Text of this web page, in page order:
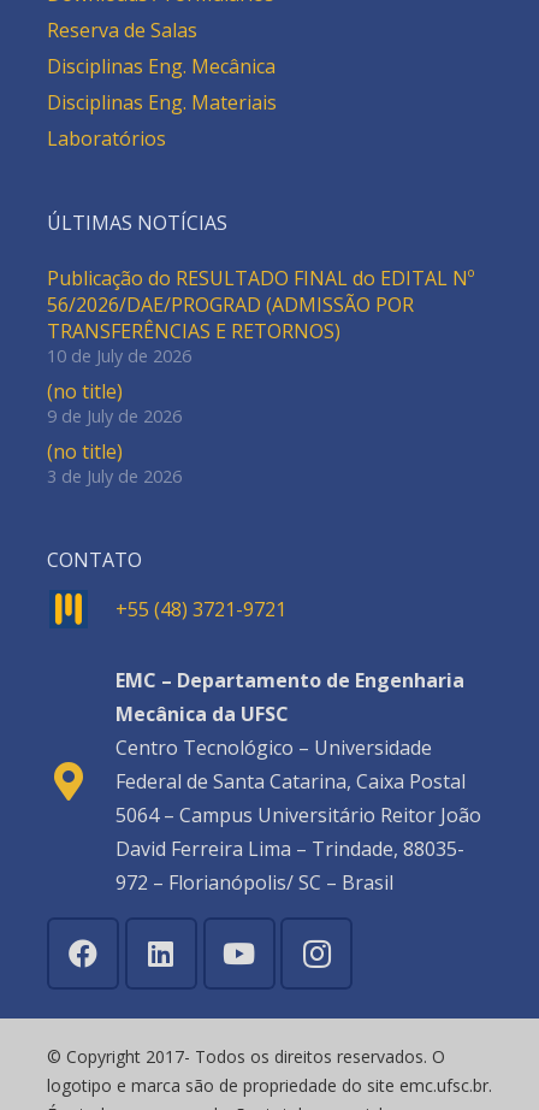
Reserva de Salas
Disciplinas Eng. Mecânica
Disciplinas Eng. Materiais
Laboratórios
ÚLTIMAS NOTÍCIAS
Publicação do RESULTADO FINAL do EDITAL Nº
56/2026/DAE/PROGRAD (ADMISSÃO POR
TRANSFERÊNCIAS E RETORNOS)
10 de July de 2026
(no title)
9 de July de 2026
(no title)
3 de July de 2026
CONTATO
+55 (48) 3721-9721
EMC – Departamento de Engenharia
Mecânica da UFSC
Centro Tecnológico – Universidade
Federal de Santa Catarina, Caixa Postal
5064 – Campus Universitário Reitor João
David Ferreira Lima – Trindade, 88035-
972 – Florianópolis/ SC – Brasil
© Copyright 2017- Todos os direitos reservados. O
logotipo e marca são de propriedade do site emc.ufsc.br.